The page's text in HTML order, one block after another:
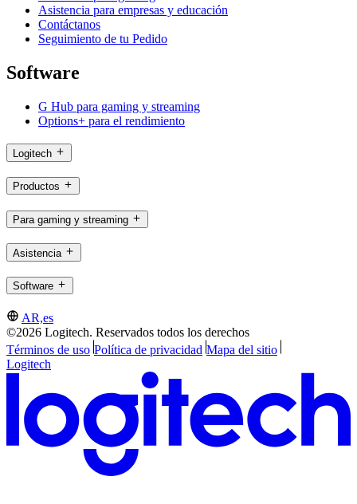
Asistencia para empresas y educación
Contáctanos
Seguimiento de tu Pedido
Software
G Hub para gaming y streaming
Options+ para el rendimiento
Logitech
Productos
Para gaming y streaming
Asistencia
Software
AR,es
©2026 Logitech. Reservados todos los derechos
Términos de uso Política de privacidad Mapa del sitio
Logitech